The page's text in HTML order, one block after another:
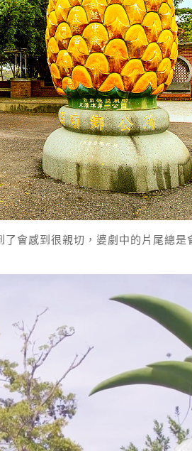
會感到很親切，婆劇中的片尾總是